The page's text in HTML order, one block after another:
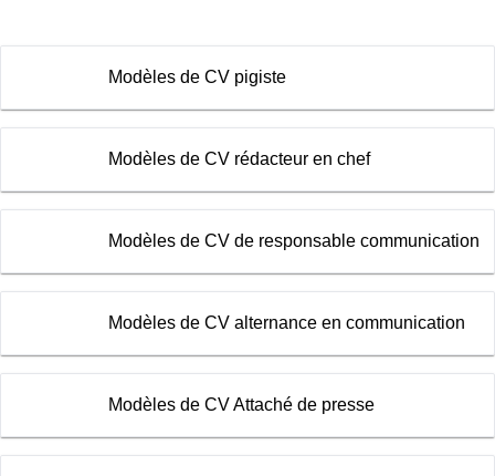
Modèles de CV pigiste
Modèles de CV rédacteur en chef
Modèles de CV de responsable communication
Modèles de CV alternance en communication
Modèles de CV Attaché de presse